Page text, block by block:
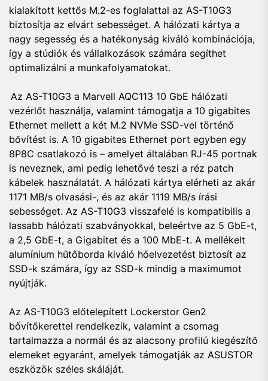
kialakított kettős M.2-es foglalattal az AS-T10G3
biztosítja az elvárt sebességet. A hálózati kártya a
nagy segesség és a hatékonyság kiváló kombinációja,
így a stúdiók és vállalkozások számára segíthet
optimalizálni a munkafolyamatokat.
Az AS-T10G3 a Marvell AQC113 10 GbE hálózati
vezérlőt használja, valamint támogatja a 10 gigabites
Ethernet mellett a két M.2 NVMe SSD-vel történő
bővítést is. A 10 gigabites Ethernet port egyben egy
8P8C csatlakozó is – amelyet általában RJ-45 portnak
is neveznek, ami pedig lehetővé teszi a réz patch
kábelek használatát. A hálózati kártya elérheti az akár
1171 MB/s olvasási-, és az akár 1119 MB/s írási
sebességet. Az AS-T10G3 visszafelé is kompatibilis a
lassabb hálózati szabványokkal, beleértve az 5 GbE-t,
a 2,5 GbE-t, a Gigabitet és a 100 MbE-t. A mellékelt
alumínium hűtőborda kiváló hőelvezetést biztosít az
SSD-k számára, így az SSD-k mindig a maximumot
nyújtják.
Az AS-T10G3 előtelepített Lockerstor Gen2
bővítőkerettel rendelkezik, valamint a csomag
tartalmazza a normál és az alacsony profilú kiegészítő
elemeket egyaránt, amelyek támogatják az ASUSTOR
eszközök széles skáláját.